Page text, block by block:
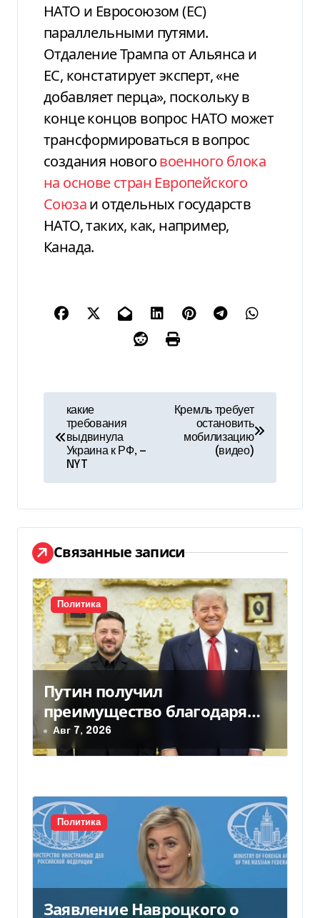
НАТО и Евросоюзом (ЕС)
параллельными путями.
Отдаление Трампа от Альянса и
ЕС, констатирует эксперт, «не
добавляет перца», поскольку в
конце концов вопрос НАТО может
трансформироваться в вопрос
создания новоговоенного блока
на основе стран Европейского
Союзаи отдельных государств
НАТО, таких, как, например,
Канада.
г
а
ц
и
я
п
о
з
а
и
с
я
м
какие
требования
выдвинула
Украина к РФ, —
NYT
Кремль требует
остановить
мобилизацию
(видео)
Связанные записи
Политика
Путин получил
преимущество благодаря
действиям США
Авг 7, 2026
Политика
Заявление Навроцкого о